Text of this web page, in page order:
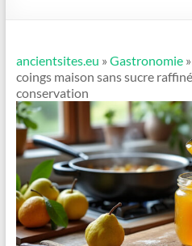
ancientsites.eu » Gastronomie
coings maison sans sucre
conservation